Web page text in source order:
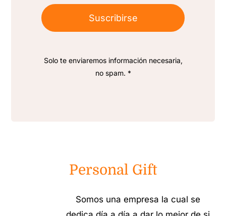
Suscribirse
Solo te enviaremos información necesaria,
no spam. *
Personal Gift
Somos una empresa la cual se